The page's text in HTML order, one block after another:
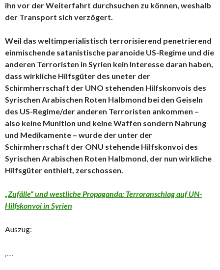
ihn vor der Weiterfahrt durchsuchen zu können, weshalb
der Transport sich verzögert.
Weil das weltimperialistisch terrorisierend penetrierend
einmischende satanistische paranoide US-Regime und die
anderen Terroristen in Syrien kein Interesse daran haben,
dass wirkliche Hilfsgüter des uneter der
Schirmherrschaft der UNO stehenden Hilfskonvois des
Syrischen Arabischen Roten Halbmond bei den Geiseln
des US-Regime/der anderen Terroristen ankommen –
also keine Munition und keine Waffen sondern Nahrung
und Medikamente – wurde der unter der
Schirmherrschaft der ONU stehende Hilfskonvoi des
Syrischen Arabischen Roten Halbmond, der nun wirkliche
Hilfsgüter enthielt, zerschossen.
„Zufälle“ und westliche Propaganda: Terroranschlag auf UN-
Hilfskonvoi in Syrien
Auszug:
‚…